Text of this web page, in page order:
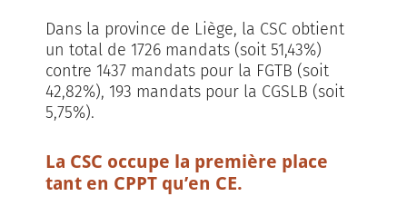
Dans la province de Liège, la CSC obtient
un total de 1726 mandats (soit 51,43%)
contre 1437 mandats pour la FGTB (soit
42,82%), 193 mandats pour la CGSLB (soit
5,75%).
La CSC occupe la première place
tant en CPPT qu’en CE.